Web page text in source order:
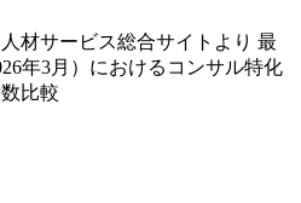
材サービス総合サイトより 最
年3月）におけるコンサル特化
比較